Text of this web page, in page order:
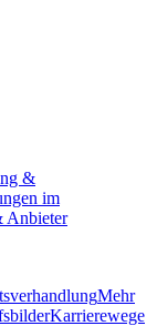
&
im
Anbieter
Mehr
Karrierewege